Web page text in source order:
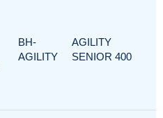
BH-
AGILITY
AGILITY
SENIOR 400